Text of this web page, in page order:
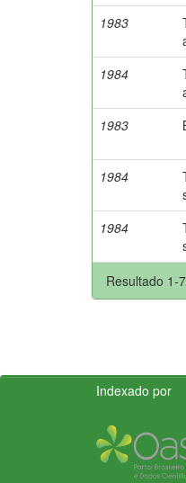
1983
1984
1983
1984
1984
Resultado 1-
Indexado por